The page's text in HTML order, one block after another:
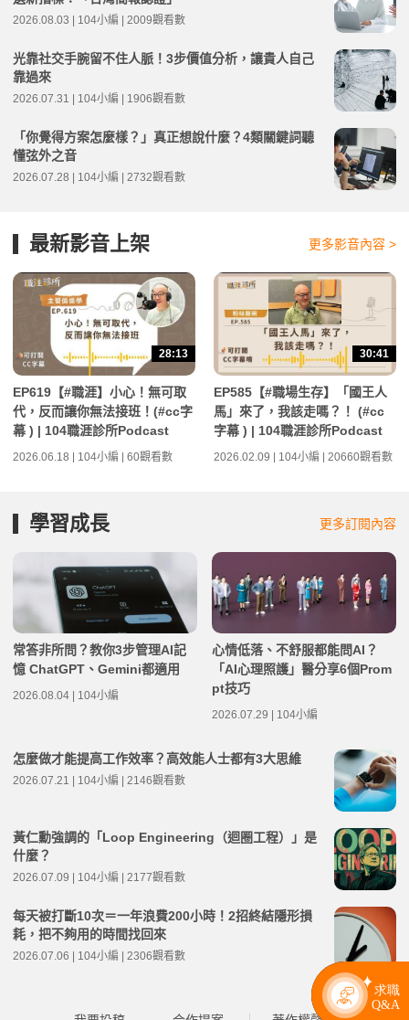
2026.08.03 | 104小編 | 2009觀看數
光靠社交手腕留不住人脈！3步價值分析，讓貴人自己
靠過來
2026.07.31 | 104小編 | 1906觀看數
「你覺得方案怎麼樣？」真正想說什麼？4類關鍵詞聽
懂弦外之音
2026.07.28 | 104小編 | 2732觀看數
最新影音上架 更多影音內容 >
28:13
EP619【#職涯】小心！無可取
代，反而讓你無法接班！(#cc字
幕 ) | 104職涯診所Podcast
2026.06.18 | 104小編 | 60觀看數
30:41
EP585【#職場生存】「國王人
馬」來了，我該走嗎？！ (#cc
字幕 ) | 104職涯診所Podcast
2026.02.09 | 104小編 | 20660觀看數
學習成長 更多訂閱內容
常答非所問？教你3步管理AI記
憶 ChatGPT、Gemini都適用
2026.08.04 | 104小編
心情低落、不舒服都能問AI？
「AI心理照護」醫分享6個Prom
pt技巧
2026.07.29 | 104小編
怎麼做才能提高工作效率？高效能人士都有3大思維
2026.07.21 | 104小編 | 2146觀看數
黃仁勳強調的「Loop Engineering（迴圈工程）」是
什麼？
2026.07.09 | 104小編 | 2177觀看數
每天被打斷10次＝一年浪費200小時！2招終結隱形損
耗，把不夠用的時間找回來
2026.07.06 | 104小編 | 2306觀看數